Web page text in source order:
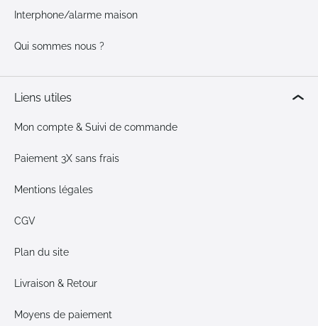
Interphone/alarme maison
Qui sommes nous ?
Liens utiles
Mon compte & Suivi de commande
Paiement 3X sans frais
Mentions légales
CGV
Plan du site
Livraison & Retour
Moyens de paiement